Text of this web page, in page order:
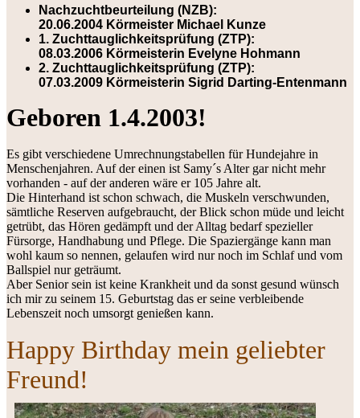
Nachzuchtbeurteilung (NZB):
20.06.2004 Körmeister Michael Kunze
1. Zuchttauglichkeitsprüfung (ZTP):
08.03.2006 Körmeisterin Evelyne Hohmann
2. Zuchttauglichkeitsprüfung (ZTP):
07.03.2009 Körmeisterin Sigrid Darting-Entenmann
Geboren 1.4.2003!
Es gibt verschiedene Umrechnungstabellen für Hundejahre in
Menschenjahren. Auf der einen ist Samy´s Alter gar nicht mehr
vorhanden - auf der anderen wäre er 105 Jahre alt.
Die Hinterhand ist schon schwach, die Muskeln verschwunden,
sämtliche Reserven aufgebraucht, der Blick schon müde und leicht
getrübt, das Hören gedämpft und der Alltag bedarf spezieller
Fürsorge, Handhabung und Pflege. Die Spaziergänge kann man
wohl kaum so nennen, gelaufen wird nur noch im Schlaf und vom
Ballspiel nur geträumt.
Aber Senior sein ist keine Krankheit und da sonst gesund wünsch
ich mir zu seinem 15. Geburtstag das er seine verbleibende
Lebenszeit noch umsorgt genießen kann.
Happy Birthday mein geliebter
Freund!